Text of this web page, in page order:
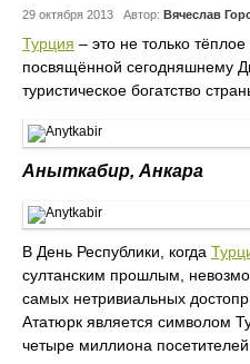
29 октября 2013 Автор: Вячеслав
Турция – это не только
посвящённой сегодняшнему
туристическое богатство
Аныткабир, Анкара
В День Республики, когда
султанским прошлым,
самых нетривиальных
Ататюрк является символом
четыре миллиона посетителей.